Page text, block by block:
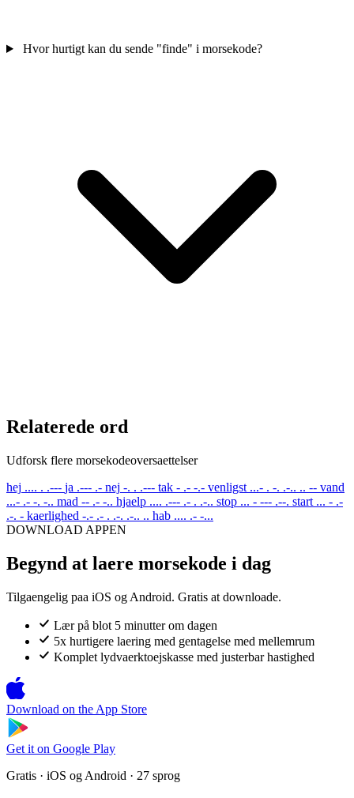
Hvor hurtigt kan du sende "finde" i morsekode?
Relaterede ord
Udforsk flere morsekodeoversaettelser
hej .... . .--- ja .--- .- nej -. . .--- tak - .- -.- venligst ...- . -. .-.. .. -- vand
...- .- -. -.. mad -- .- -.. hjaelp .... .--- .- . .-.. stop ... - --- .--. start ... - .-
.-. - kaerlighed -.- .- . .-. .-.. .. hab .... .- -...
DOWNLOAD APPEN
Begynd at laere morsekode i dag
Tilgaengelig paa iOS og Android. Gratis at downloade.
Lær på blot 5 minutter om dagen
5x hurtigere laering med gentagelse med mellemrum
Komplet lydvaerktoejskasse med justerbar hastighed
Download on the App Store
Get it on Google Play
Gratis · iOS og Android · 27 sprog